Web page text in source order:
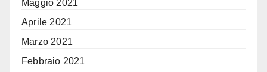
Maggio 2021
Aprile 2021
Marzo 2021
Febbraio 2021